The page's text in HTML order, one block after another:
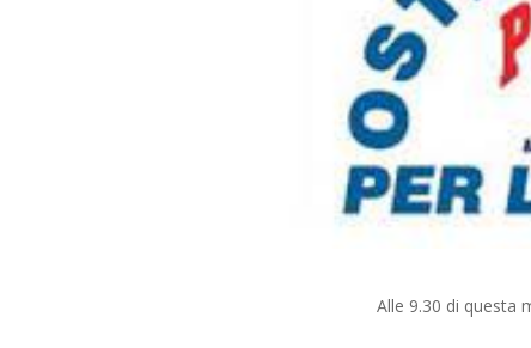
Alle 9.30 di questa